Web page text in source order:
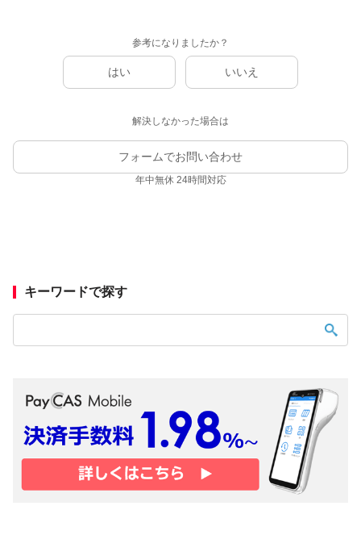
参考になりましたか？
はい いいえ
解決しなかった場合は
フォームでお問い合わせ
年中無休 24時間対応
キーワードで探す